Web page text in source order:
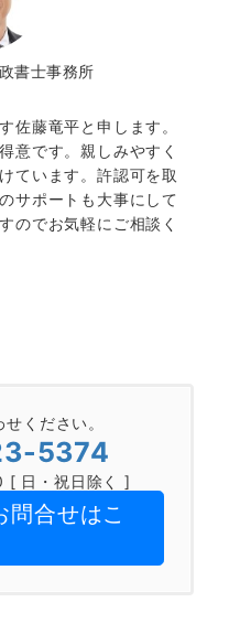
書士事務所
佐藤竜平と申します。
意です。親しみやすく
ています。許認可を取
サポートも大事にして
のでお気軽にご相談く
ください。
5374
日・祝日除く ]
問合せはこ